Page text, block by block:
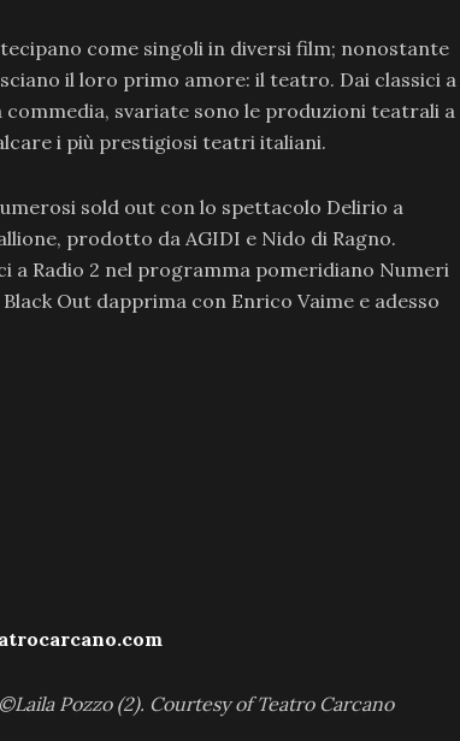
come singoli in diversi film; nonostante
il loro primo amore: il teatro. Dai classici a
svariate sono le produzioni teatrali a
i più prestigiosi teatri italiani.
sold out con lo spettacolo Delirio a
prodotto da AGIDI e Nido di Ragno.
Radio 2 nel programma pomeridiano Numeri
Out dapprima con Enrico Vaime e adesso
Pozzo (2). Courtesy of Teatro Carcano